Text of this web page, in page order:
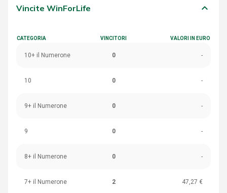
Vincite WinForLife keyboard_arrow_down
CATEGORIA VINCITORI VALORI IN EURO
10+ il Numerone 0 -
10 0 -
9+ il Numerone 0 -
9 0 -
8+ il Numerone 0 -
7+ il Numerone 2 47,27 €